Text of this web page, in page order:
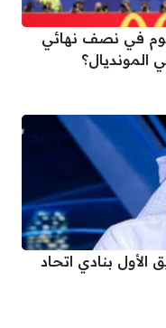
في نصف نهائي
بنادي اتحاد